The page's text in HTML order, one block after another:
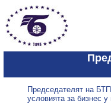
Председателят на
условията за бизнес